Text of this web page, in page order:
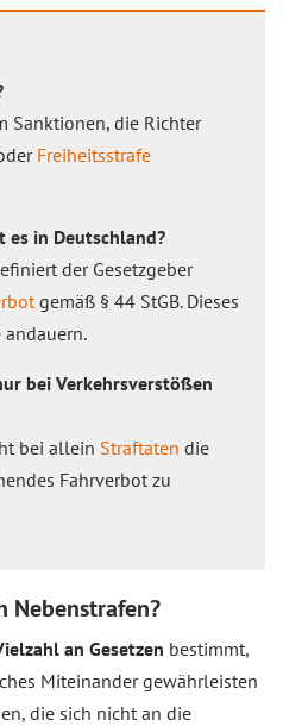
Sanktionen, die Richter
Freiheitsstrafe
es in Deutschland?
der Gesetzgeber
gemäß § 44 StGB. Dieses
andauern.
bei Verkehrsverstößen
bei allein Straftaten die
Fahrverbot zu
Nebenstrafen?
an Gesetzen bestimmt,
Miteinander gewährleisten
die sich nicht an die